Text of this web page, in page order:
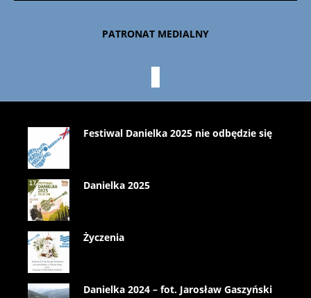
PATRONAT MEDIALNY
Festiwal Danielka 2025 nie odbędzie się
Danielka 2025
Życzenia
Danielka 2024 – fot. Jarosław Gaszyński